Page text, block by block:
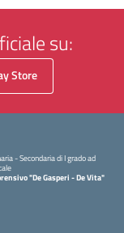
su:
Store
- Secondaria di I grado ad
"De Gasperi - De Vita"